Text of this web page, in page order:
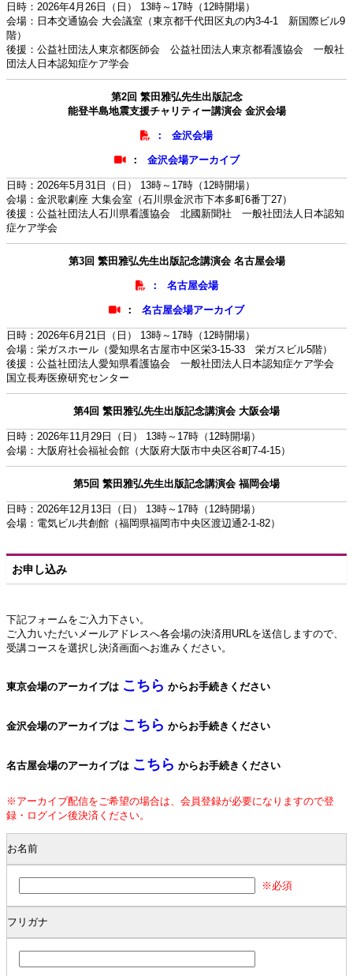
日時：2026年4月26日（日） 13時～17時（12時開場）
会場：日本交通協会 大会議室（東京都千代田区丸の内3-4-1 新国際ビル9
階）
後援：公益社団法人東京都医師会 公益社団法人東京都看護協会 一般社
団法人日本認知症ケア学会
第2回 繁田雅弘先生出版記念
能登半島地震支援チャリティー講演会 金沢会場
： 金沢会場
： 金沢会場アーカイブ
日時：2026年5月31日（日） 13時～17時（12時開場）
会場：金沢歌劇座 大集会室（石川県金沢市下本多町6番丁27）
後援：公益社団法人石川県看護協会 北國新聞社 一般社団法人日本認知
症ケア学会
第3回 繁田雅弘先生出版記念講演会 名古屋会場
： 名古屋会場
： 名古屋会場アーカイブ
日時：2026年6月21日（日） 13時～17時（12時開場）
会場：栄ガスホール（愛知県名古屋市中区栄3-15-33 栄ガスビル5階）
後援：公益社団法人愛知県看護協会 一般社団法人日本認知症ケア学会
国立長寿医療研究センター
第4回 繁田雅弘先生出版記念講演会 大阪会場
日時：2026年11月29日（日） 13時～17時（12時開場）
会場：大阪府社会福祉会館（大阪府大阪市中央区谷町7-4-15）
第5回 繁田雅弘先生出版記念講演会 福岡会場
日時：2026年12月13日（日） 13時～17時（12時開場）
会場：電気ビル共創館（福岡県福岡市中央区渡辺通2-1-82）
お申し込み
下記フォームをご入力下さい。
ご入力いただいメールアドレスへ各会場の決済用URLを送信しますので、
受講コースを選択し決済画面へお進みください。
東京会場のアーカイブは こちら からお手続きください
金沢会場のアーカイブは こちら からお手続きください
名古屋会場のアーカイブは こちら からお手続きください
※アーカイブ配信をご希望の場合は、会員登録が必要になりますので登
録・ログイン後決済ください。
お名前
※必須
フリガナ